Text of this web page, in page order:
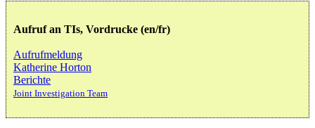
Aufruf an TIs, Vordrucke (en/fr)
Aufrufmeldung
Katherine Horton
Berichte
Joint Investigation Team